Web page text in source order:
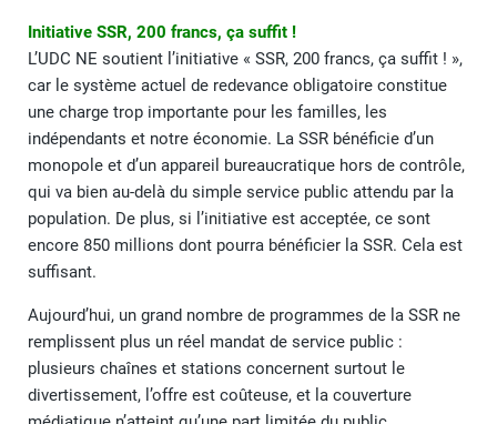
Initiative SSR, 200 francs, ça suffit !
L’UDC NE soutient l’initiative « SSR, 200 francs, ça suffit ! »,
car le système actuel de redevance obligatoire constitue
une charge trop importante pour les familles, les
indépendants et notre économie. La SSR bénéficie d’un
monopole et d’un appareil bureaucratique hors de contrôle,
qui va bien au-delà du simple service public attendu par la
population. De plus, si l’initiative est acceptée, ce sont
encore 850 millions dont pourra bénéficier la SSR. Cela est
suffisant.
Aujourd’hui, un grand nombre de programmes de la SSR ne
remplissent plus un réel mandat de service public :
plusieurs chaînes et stations concernent surtout le
divertissement, l’offre est coûteuse, et la couverture